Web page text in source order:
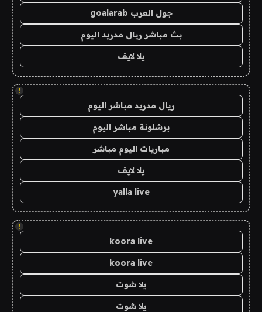
جول العرب goalarab
بث مباشر ريال مدريد اليوم
يلا لايف
!
ريال مدريد مباشر اليوم
برشلونة مباشر اليوم
مباريات اليوم مباشر
يلا لايف
yalla live
!
koora live
koora live
يلا شوت
يلا شوت